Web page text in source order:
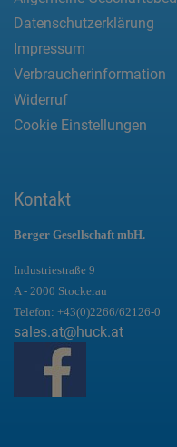
Datenschutzerklärung
Impressum
Verbraucherinformation
Widerruf
Cookie Einstellungen
Kontakt
Berger Gesellschaft mbH.
Industriestraße 9
A - 2000 Stockerau
Telefon: +43(0)2266/62126-0
sales.at@huck.at